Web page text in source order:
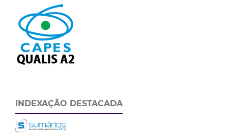
INDEXAÇÃO DESTACADA